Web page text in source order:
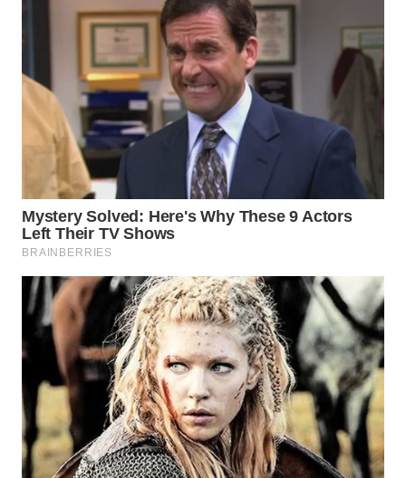
PURWAKARTA
PRIANGAN
TIMUR
WN
SEMARANG
WN
SOLO
WN
BOROBUDUR
WN
MADURA
WN
SURABAYA